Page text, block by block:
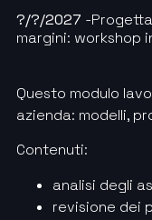
?/?/2027 -
margini: workshop
Questo modulo
azienda: modelli,
Contenuti:
analisi degli
revisione dei